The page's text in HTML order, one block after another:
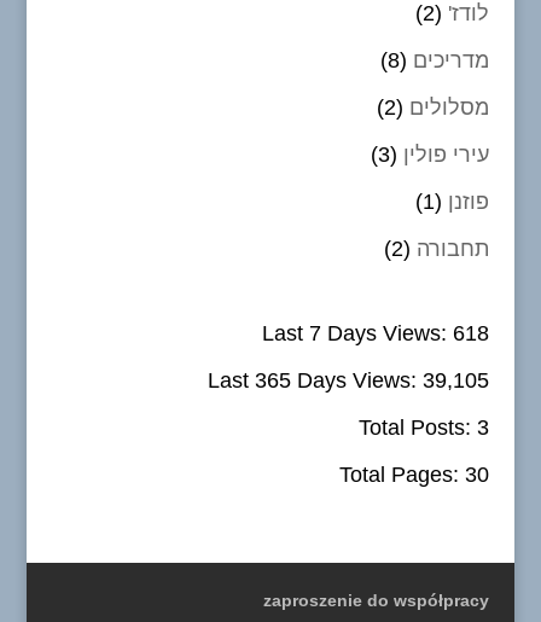
לודז' (2)
מדריכים (8)
מסלולים (2)
עירי פולין (3)
פוזנן (1)
תחבורה (2)
Last 7 Days Views: 618
Last 365 Days Views:39,105
Total Posts:3
Total Pages:30
zaproszenie do współpracy